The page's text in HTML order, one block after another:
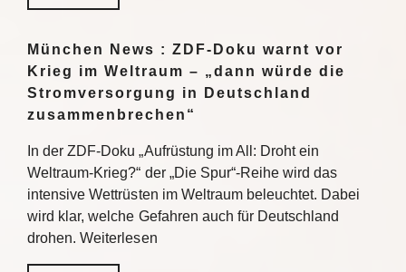
München News : ZDF-Doku warnt vor
Krieg im Weltraum – „dann würde die
Stromversorgung in Deutschland
zusammenbrechen“
In der ZDF-Doku „Aufrüstung im All: Droht ein
Weltraum-Krieg?“ der „Die Spur“-Reihe wird das
intensive Wettrüsten im Weltraum beleuchtet. Dabei
wird klar, welche Gefahren auch für Deutschland
drohen. Weiterlesen